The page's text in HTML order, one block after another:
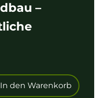
–
In den Warenkorb